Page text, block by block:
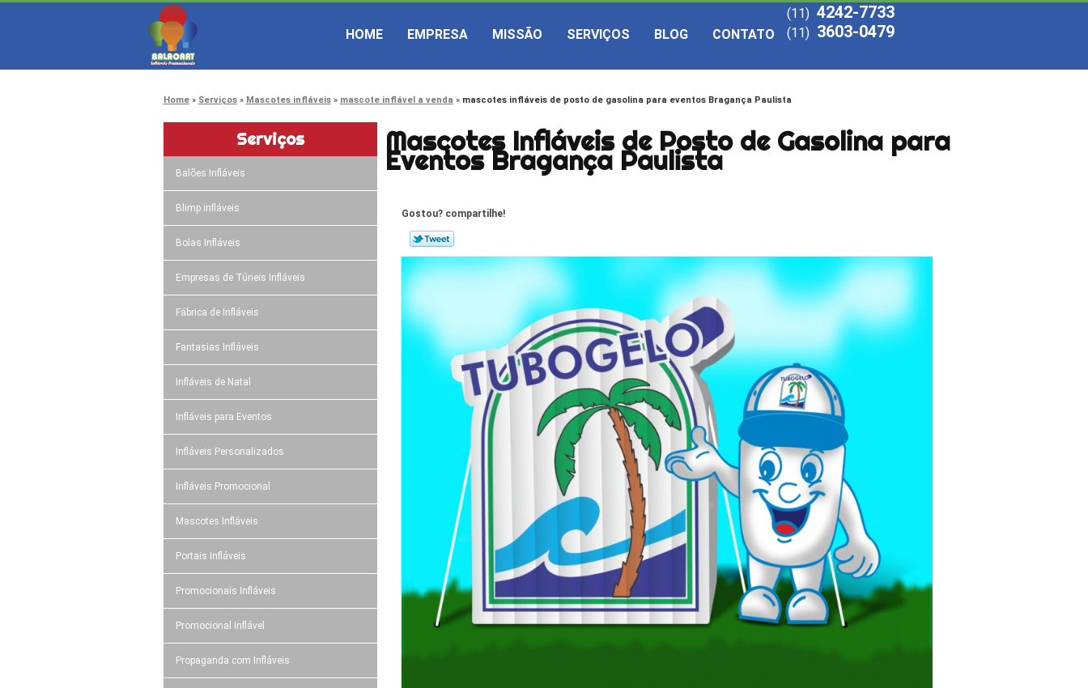
HOME EMPRESA MISSÃO SERVIÇOS BLOG CONTATO
(11) 4242-7733
(11) 3603-0479
Home Serviços Mascotes infláveis mascote inflável a venda mascotes infláveis de posto de gasolina para eventos Bragança Paulista
Serviços
Balões Infláveis
Blimp infláveis
Bolas Infláveis
Empresas de Túneis Infláveis
Fábrica de Infláveis
Fantasias Infláveis
Infláveis de Natal
Infláveis para Eventos
Infláveis Personalizados
Infláveis Promocional
Mascotes Infláveis
Portais Infláveis
Promocionais Infláveis
Promocional Inflável
Propaganda com Infláveis
Mascotes Infláveis de Posto de Gasolina para
Eventos Bragança Paulista
Gostou? compartilhe!